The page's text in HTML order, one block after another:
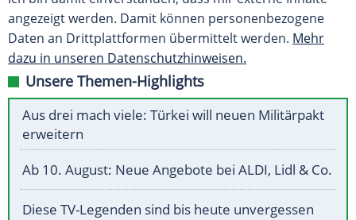
angezeigt werden. Damit können personenbezogene
Daten an Drittplattformen übermittelt werden. Mehr
dazu in unseren Datenschutzhinweisen.
Unsere Themen-Highlights
Aus drei mach viele: Türkei will neuen Militärpakt
erweitern
Ab 10. August: Neue Angebote bei ALDI, Lidl & Co.
Diese TV-Legenden sind bis heute unvergessen